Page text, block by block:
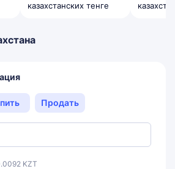
казахстанских тенге
Продать
KZT